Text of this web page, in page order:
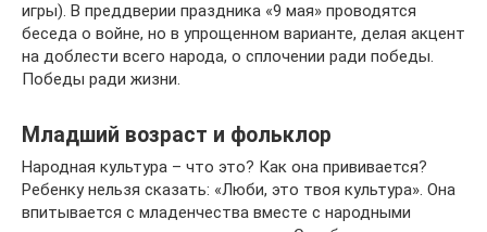
игры). В преддверии праздника «9 мая» проводятся
беседа о войне, но в упрощенном варианте, делая акцент
на доблести всего народа, о сплочении ради победы.
Победы ради жизни.
Младший возраст и фольклор
Народная культура – что это? Как она прививается?
Ребенку нельзя сказать: «Люби, это твоя культура». Она
впитывается с младенчества вместе с народными